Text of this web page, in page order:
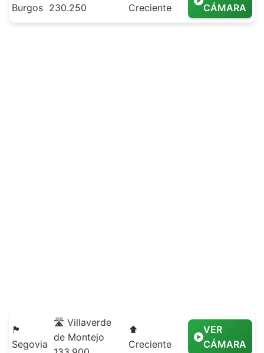
Burgos 230.250
Creciente
CÁMARA
🏴
Segovia
🛣️ Villaverde
de Montejo
⬆️
Creciente
VER
CÁMARA